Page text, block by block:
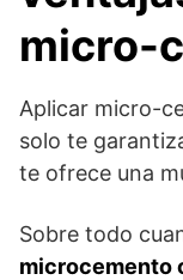
micro-
Aplicar micro-
solo te
te ofrece una
Sobre todo
microcemento